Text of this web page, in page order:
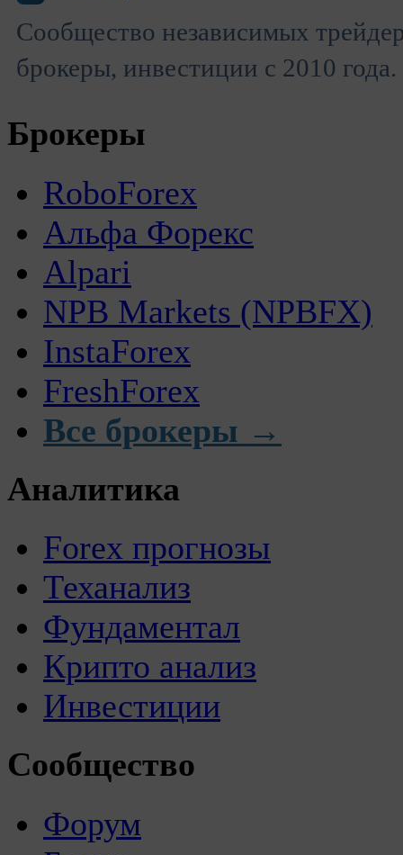
Сообщество независимых
брокеры, инвестиции с 2010 года.
Брокеры
RoboForex
Альфа Форекс
Alpari
NPB Markets (NPBFX)
InstaForex
FreshForex
Все брокеры →
Аналитика
Forex прогнозы
Теханализ
Фундаментал
Крипто анализ
Инвестиции
Сообщество
Форум